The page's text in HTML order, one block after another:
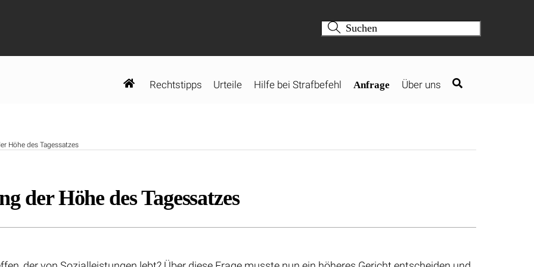
Rechtstipps Urteile Hilfe bei Strafbefehl Anfrage Über uns
Höhe des Tagessatzes
der Höhe des Tagessatzes